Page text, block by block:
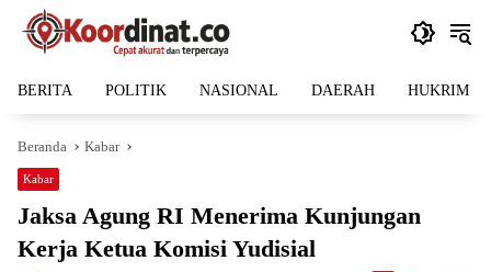
Langsung
BERITA POLITIK NASIONAL DAERAH HUKRIM
Beranda Kabar
Kabar
Jaksa Agung RI Menerima Kunjungan
Kerja Ketua Komisi Yudisial